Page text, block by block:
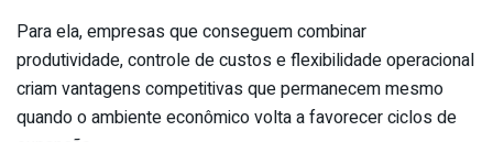
Para ela, empresas que conseguem combinar
produtividade, controle de custos e flexibilidade operacional
criam vantagens competitivas que permanecem mesmo
quando o ambiente econômico volta a favorecer ciclos de